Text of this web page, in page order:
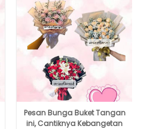
Pesan Bunga Buket Tangan
ini, Cantiknya Kebangetan